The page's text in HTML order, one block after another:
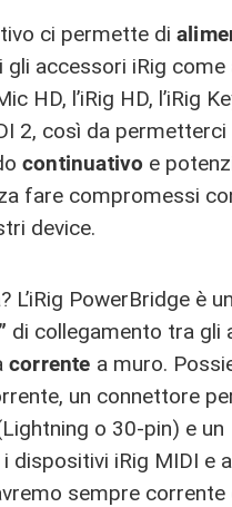
ci permette di
gli accessori iRig come
HD, l’iRig HD, l’iRig
2, così da permetterci
continuativo e
fare compromessi
device.
L’iRig PowerBridge è
di collegamento tra gli
corrente a muro.
un connettore
o 30-pin) e un
dispositivi iRig MIDI e
sempre corrente